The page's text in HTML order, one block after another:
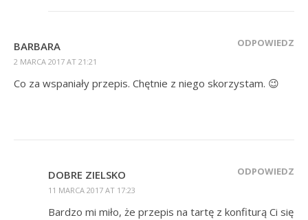
BARBARA
2 MARCA 2017 AT 21:21
ODPOWIEDZ
Co za wspaniały przepis. Chętnie z niego skorzystam. 😉
DOBRE ZIELSKO
11 MARCA 2017 AT 17:23
ODPOWIEDZ
Bardzo mi miło, że przepis na tartę z konfiturą Ci się